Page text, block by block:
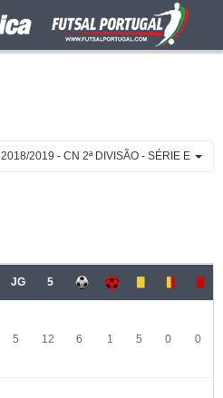
2018/2019 - CN 2ª DIVISÃO - SÉRIE E
JG 5
5 12 6 1 5 0 0